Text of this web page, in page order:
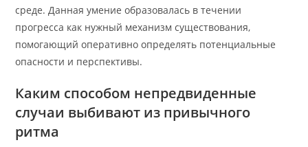
среде. Данная умение образовалась в течении
прогресса как нужный механизм существования,
помогающий оперативно определять потенциальные
опасности и перспективы.
Каким способом непредвиденные
случаи выбивают из привычного
ритма